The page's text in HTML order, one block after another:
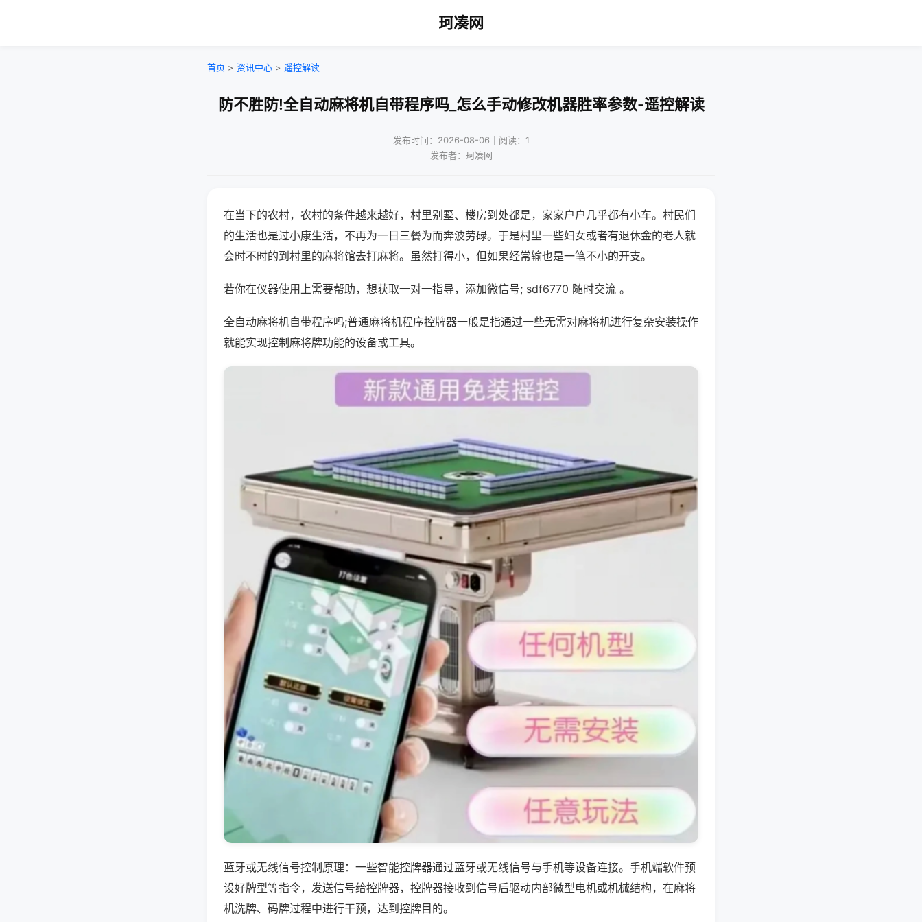
珂凑网
首页 > 资讯中心 > 遥控解读
防不胜防!全自动麻将机自带程序吗_怎么手动修改机器胜率参数-遥控解读
发布时间：2026-08-06｜阅读：1
发布者：珂凑网
在当下的农村，农村的条件越来越好，村里别墅、楼房到处都是，家家户户几乎都有小车。村民们
的生活也是过小康生活，不再为一日三餐为而奔波劳碌。于是村里一些妇女或者有退休金的老人就
会时不时的到村里的麻将馆去打麻将。虽然打得小，但如果经常输也是一笔不小的开支。
若你在仪器使用上需要帮助，想获取一对一指导，添加微信号; sdf6770 随时交流 。
全自动麻将机自带程序吗;普通麻将机程序控牌器一般是指通过一些无需对麻将机进行复杂安装操作
就能实现控制麻将牌功能的设备或工具。
蓝牙或无线信号控制原理：一些智能控牌器通过蓝牙或无线信号与手机等设备连接。手机端软件预
设好牌型等指令，发送信号给控牌器，控牌器接收到信号后驱动内部微型电机或机械结构，在麻将
机洗牌、码牌过程中进行干预，达到控牌目的。